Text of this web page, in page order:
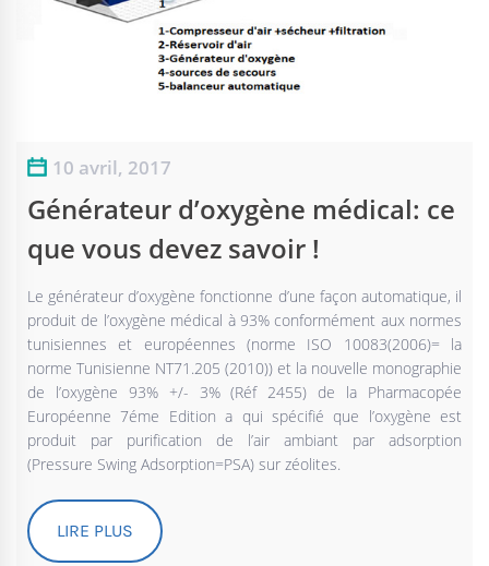
10 avril, 2017
Générateur d’oxygène médical: ce
que vous devez savoir !
Le générateur d’oxygène fonctionne d’une façon automatique, il
produit de l’oxygène médical à 93% conformément aux normes
tunisiennes et européennes (norme ISO 10083(2006)= la
norme Tunisienne NT71.205 (2010)) et la nouvelle monographie
de l’oxygène 93% +/- 3% (Réf 2455) de la Pharmacopée
Européenne 7éme Edition a qui spécifié que l’oxygène est
produit par purification de l’air ambiant par adsorption
(Pressure Swing Adsorption=PSA) sur zéolites.
LIRE PLUS